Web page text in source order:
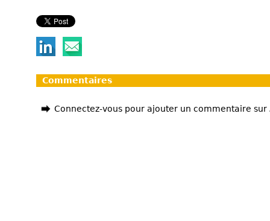
Commentaires
Connectez-vous pour ajouter un commentaire sur